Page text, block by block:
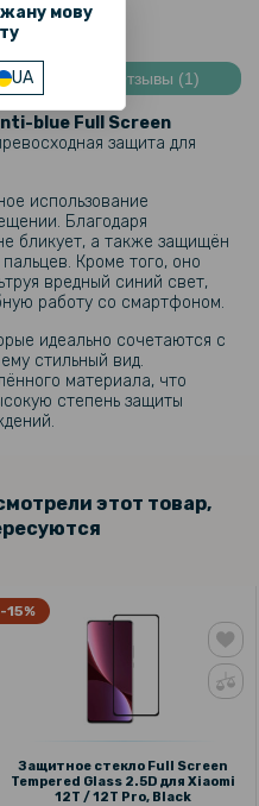
мову
UA
Ring для Google Pixel 9 Pro XL
Pixel 9 Pro XL с
защитой на камеру
Glass для Google Pixel 9 Pro
для Google Pixel 9 Pro XL
для Google Pixel 9 Pro XL
Google Pixel 9 Pro XL на
Отзывы (1)
blue Full Screen
защита для
использование
Благодаря
бликует, а также защищён
Кроме того, оно
вредный синий свет,
работу со смартфоном.
идеально сочетаются с
стильный вид.
материала, что
степень защиты
этот товар,
-15%
Защитное стекло Full Screen
Tempered Glass 2.5D для Xiaomi
12T / 12T Pro, Black